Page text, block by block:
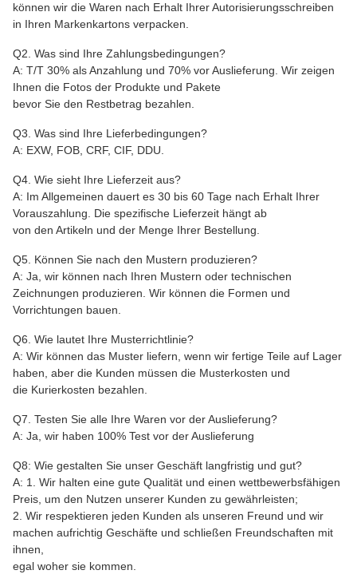
können wir die Waren nach Erhalt Ihrer Autorisierungsschreiben
in Ihren Markenkartons verpacken.
Q2. Was sind Ihre Zahlungsbedingungen?
A: T/T 30% als Anzahlung und 70% vor Auslieferung. Wir zeigen
Ihnen die Fotos der Produkte und Pakete
bevor Sie den Restbetrag bezahlen.
Q3. Was sind Ihre Lieferbedingungen?
A: EXW, FOB, CRF, CIF, DDU.
Q4. Wie sieht Ihre Lieferzeit aus?
A: Im Allgemeinen dauert es 30 bis 60 Tage nach Erhalt Ihrer
Vorauszahlung. Die spezifische Lieferzeit hängt ab
von den Artikeln und der Menge Ihrer Bestellung.
Q5. Können Sie nach den Mustern produzieren?
A: Ja, wir können nach Ihren Mustern oder technischen
Zeichnungen produzieren. Wir können die Formen und
Vorrichtungen bauen.
Q6. Wie lautet Ihre Musterrichtlinie?
A: Wir können das Muster liefern, wenn wir fertige Teile auf Lager
haben, aber die Kunden müssen die Musterkosten und
die Kurierkosten bezahlen.
Q7. Testen Sie alle Ihre Waren vor der Auslieferung?
A: Ja, wir haben 100% Test vor der Auslieferung
Q8: Wie gestalten Sie unser Geschäft langfristig und gut?
A: 1. Wir halten eine gute Qualität und einen wettbewerbsfähigen
Preis, um den Nutzen unserer Kunden zu gewährleisten;
2. Wir respektieren jeden Kunden als unseren Freund und wir
machen aufrichtig Geschäfte und schließen Freundschaften mit
ihnen,
egal woher sie kommen.